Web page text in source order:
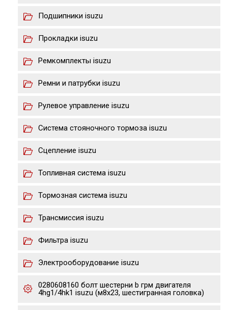
Подшипники isuzu
Прокладки isuzu
Ремкомплекты isuzu
Ремни и патрубки isuzu
Рулевое управление isuzu
Система стояночного тормоза isuzu
Сцепление isuzu
Топливная система isuzu
Тормозная система isuzu
Трансмиссия isuzu
Фильтра isuzu
Электрооборудование isuzu
0280608160 болт шестерни b грм двигателя
4hg1/4hk1 isuzu (м8х23, шестигранная головка)